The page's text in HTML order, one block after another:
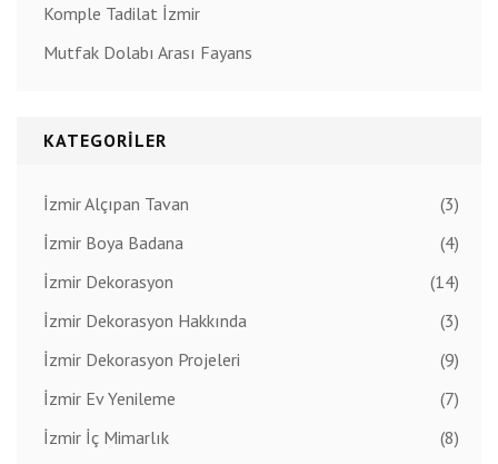
Komple Tadilat İzmir
Mutfak Dolabı Arası Fayans
KATEGORILER
İzmir Alçıpan Tavan
(3)
İzmir Boya Badana
(4)
İzmir Dekorasyon
(14)
İzmir Dekorasyon Hakkında
(3)
İzmir Dekorasyon Projeleri
(9)
İzmir Ev Yenileme
(7)
İzmir İç Mimarlık
(8)